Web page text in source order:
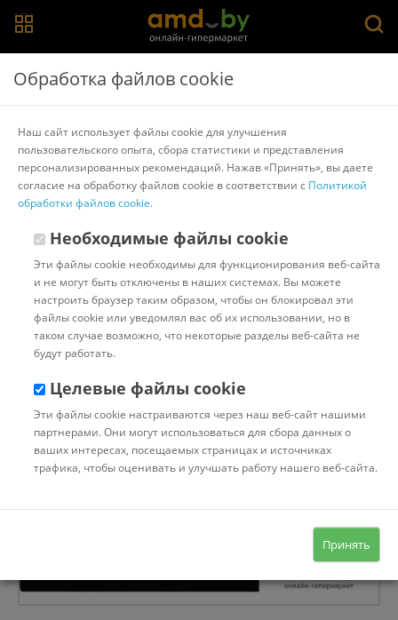
Главная > Каталог товаров Напольные весы
Другие товары Normann
Обработка файлов cookie
Наш сайт использует файлы cookie для улучшения
пользовательского опыта, сбора статистики и представления
персонализированных рекомендаций. Нажав «Принять», вы даете
согласие на обработку файлов cookie в соответствии с Политикой
обработки файлов cookie.
Необходимые файлы cookie
Эти файлы cookie необходимы для функционирования веб-сайта
и не могут быть отключены в наших системах. Вы можете
настроить браузер таким образом, чтобы он блокировал эти
файлы cookie или уведомлял вас об их использовании, но в
таком случае возможно, что некоторые разделы веб-сайта не
будут работать.
Целевые файлы cookie
Эти файлы cookie настраиваются через наш веб-сайт нашими
партнерами. Они могут использоваться для сбора данных о
ваших интересах, посещаемых страницах и источниках
трафика, чтобы оценивать и улучшать работу нашего веб-сайта.
Принять